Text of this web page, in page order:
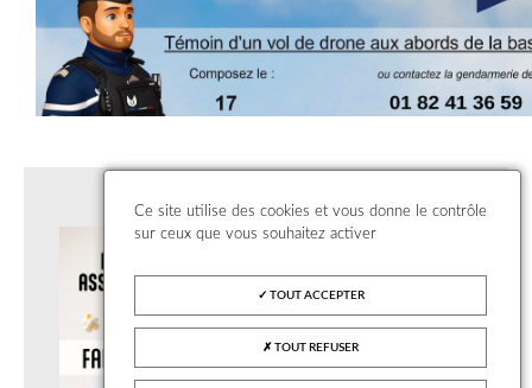
Ce site utilise des cookies et vous donne le contrôle
sur ceux que vous souhaitez activer
TOUT ACCEPTER
TOUT REFUSER